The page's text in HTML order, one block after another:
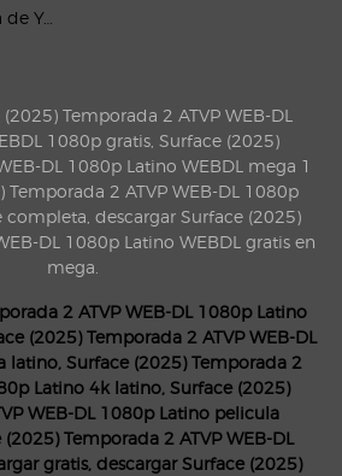
Marshals: Una historia de Yellowstone (2026) AMZN Temporada 1 WEB-DL 1080p Latino
Temporada 2 ATVP WEB-DL
1080p gratis, Surface (2025)
DL 1080p Latino WEBDL mega 1
Temporada 2 ATVP WEB-DL 1080p
completa, descargar Surface (2025)
DL 1080p Latino WEBDL gratis en
mega.
2 ATVP WEB-DL 1080p Latino
(2025) Temporada 2 ATVP WEB-DL
latino, Surface (2025) Temporada 2
Latino 4k latino, Surface (2025)
WEB-DL 1080p Latino pelicula
Temporada 2 ATVP WEB-DL
gratis, descargar Surface (2025)